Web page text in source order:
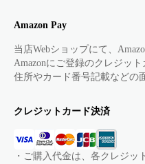
Amazon Pay
当店Webショップにて、
Amazonにご登録のクレジッ
住所やカード番号記載などの
クレジットカード決済
・ご購入代金は、各クレジ